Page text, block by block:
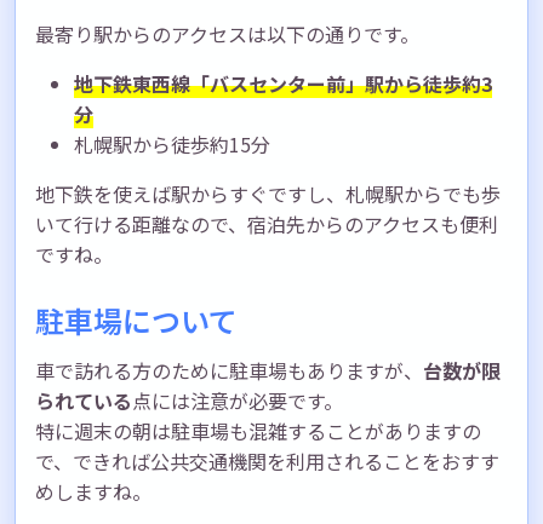
最寄り駅からのアクセスは以下の通りです。
地下鉄東西線「バスセンター前」駅から徒歩約3
分
札幌駅から徒歩約15分
地下鉄を使えば駅からすぐですし、札幌駅からでも歩
いて行ける距離なので、宿泊先からのアクセスも便利
ですね。
駐車場について
車で訪れる方のために駐車場もありますが、 台数が限
られている点には注意が必要です。
特に週末の朝は駐車場も混雑することがありますの
で、できれば公共交通機関を利用されることをおすす
めしますね。